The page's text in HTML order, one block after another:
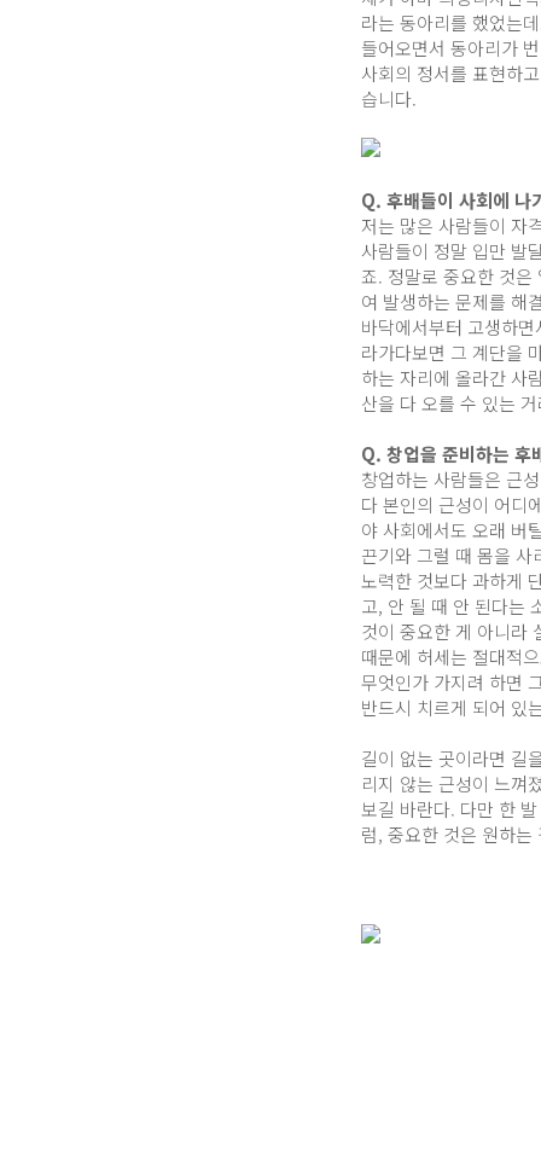
라는 동아리를 했었는
들어오면서 동아리가
사회의 정서를 표현하
습니다.
Q. 후배들이 사회에 나
저는 많은 사람들이 자
사람들이 정말 입만 발
죠. 정말로 중요한 것은
여 발생하는 문제를 해
바닥에서부터 고생하
라가다보면 그 계단을
하는 자리에 올라간 사
산을 다 오를 수 있는
Q. 창업을 준비하는 후
창업하는 사람들은 근
다 본인의 근성이 어디
야 사회에서도 오래 버
끈기와 그럴 때 몸을
노력한 것보다 과하게
고, 안 될 때 안 된다는
것이 중요한 게 아니라
때문에 허세는 절대적
무엇인가 가지려 하면
반드시 치르게 되어 있
길이 없는 곳이라면 길
리지 않는 근성이 느껴
보길 바란다. 다만 한
럼, 중요한 것은 원하